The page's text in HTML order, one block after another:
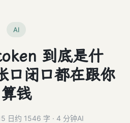
AI
到底是什
口闭口都在跟你
算钱
日约 1546 字 · 4 分钟AI